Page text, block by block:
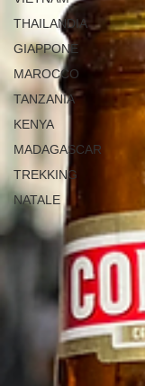
THAILANDIA
GIAPPONE
MAROCCO
TANZANIA
KENYA
MADAGASCAR
TREKKING
NATALE